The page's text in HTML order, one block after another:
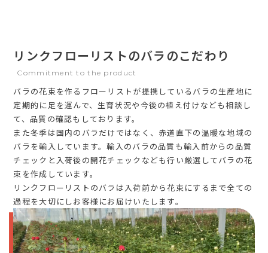
リンクフローリストのバラのこだわり
Commitment to the product
バラの花束を作るフローリストが提携しているバラの生産地に
定期的に足を運んで、生育状況や今後の植え付けなども相談し
て、品質の確認もしております。
また冬季は国内のバラだけではなく、赤道直下の温暖な地域の
バラを輸入しています。輸入のバラの品質も輸入前からの品質
チェックと入荷後の開花チェックなども行い厳選してバラの花
束を作成しています。
リンクフローリストのバラは入荷前から花束にするまで全ての
過程を大切にしお客様にお届けいたします。